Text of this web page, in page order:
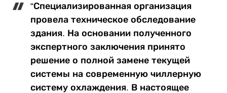
“Специализированная организация
провела техническое обследование
здания. На основании полученного
экспертного заключения принято
решение о полной замене текущей
системы на современную чиллерную
систему охлаждения. В настоящее